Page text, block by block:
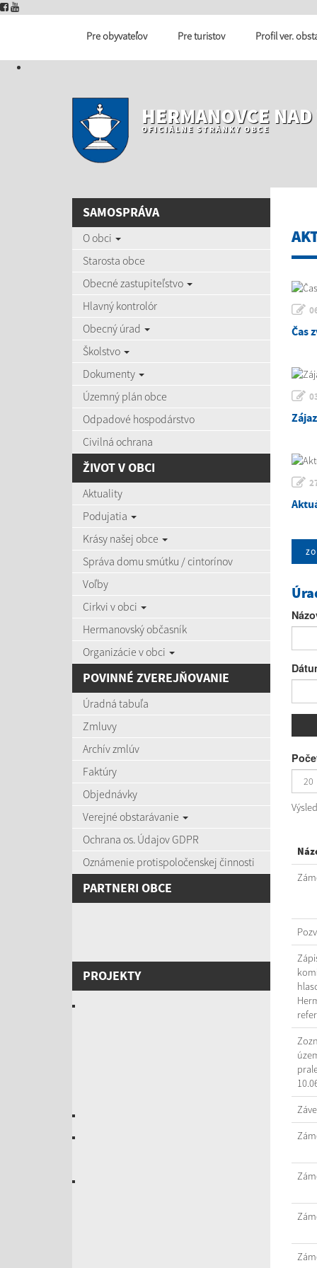
Pre obyvateľov Pre turistov Profil ver.
HERMANOVCE
OFICIÁLNE STRÁNKY OBCE
SAMOSPRÁVA
O obci
Starosta obce
Obecné zastupiteľstvo
Hlavný kontrolór
Obecný úrad
Školstvo
Dokumenty
Územný plán obce
Odpadové hospodárstvo
Civilná ochrana
ŽIVOT V OBCI
Aktuality
Podujatia
Krásy našej obce
Správa domu smútku / cintorínov
Voľby
Cirkvi v obci
Hermanovský občasník
Organizácie v obci
POVINNÉ ZVEREJŇOVANIE
Úradná tabuľa
Zmluvy
Archív zmlúv
Faktúry
Objednávky
Verejné obstarávanie
Ochrana os. Údajov GDPR
Oznámenie protispoločenskej činnosti
PARTNERI OBCE
PROJEKTY
Čas